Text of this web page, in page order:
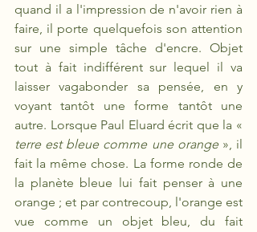
quand il a l'impression de n'avoir rien à
faire, il porte quelquefois son attention
sur une simple tâche d'encre. Objet
tout à fait indifférent sur lequel il va
laisser vagabonder sa pensée, en y
voyant tantôt une forme tantôt une
terre est bleue comme une orange », il
fait la même chose. La forme ronde de
la planète bleue lui fait penser à une
orange ; et par contrecoup, l'orange est
vue comme un objet bleu, du fait